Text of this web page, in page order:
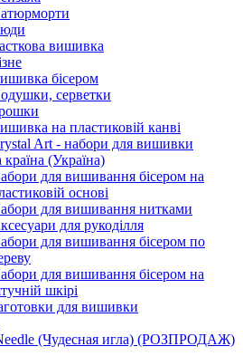
вишивка
бісером
серветки
на пластиковій канві
Art - набори для вишивки
країна (Україна)
для вишивання бісером на
основі
для вишивання нитками
для рукоділля
для вишивання бісером по
для вишивання бісером на
шкірі
для вишивки
(Чудесная игла) (РОЗПРОДАЖ)